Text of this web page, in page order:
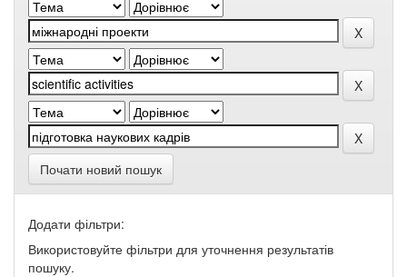
Почати новий пошук
Додати фільтри:
Використовуйте фільтри для уточнення результатів
пошуку.